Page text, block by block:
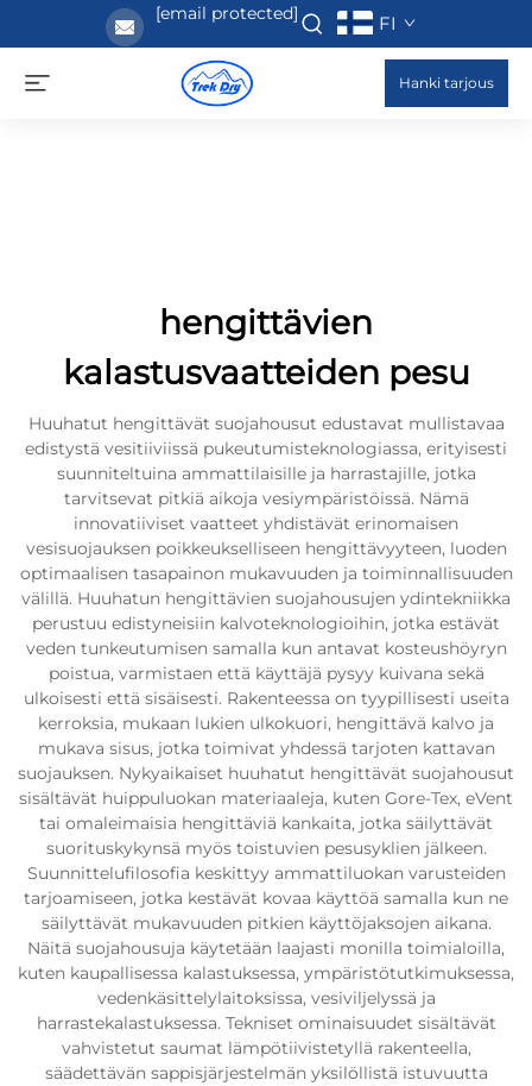
[email protected] FI
Hanki tarjous
hengittävien
kalastusvaatteiden pesu
Huuhatut hengittävät suojahousut edustavat mullistavaa
edistystä vesitiiviissä pukeutumisteknologiassa, erityisesti
suunniteltuina ammattilaisille ja harrastajille, jotka
tarvitsevat pitkiä aikoja vesiympäristöissä. Nämä
innovatiiviset vaatteet yhdistävät erinomaisen
vesisuojauksen poikkeukselliseen hengittävyyteen, luoden
optimaalisen tasapainon mukavuuden ja toiminnallisuuden
välillä. Huuhatun hengittävien suojahousujen ydintekniikka
perustuu edistyneisiin kalvoteknologioihin, jotka estävät
veden tunkeutumisen samalla kun antavat kosteushöyryn
poistua, varmistaen että käyttäjä pysyy kuivana sekä
ulkoisesti että sisäisesti. Rakenteessa on tyypillisesti useita
kerroksia, mukaan lukien ulkokuori, hengittävä kalvo ja
mukava sisus, jotka toimivat yhdessä tarjoten kattavan
suojauksen. Nykyaikaiset huuhatut hengittävät suojahousut
sisältävät huippuluokan materiaaleja, kuten Gore-Tex, eVent
tai omaleimaisia hengittäviä kankaita, jotka säilyttävät
suorituskykynsä myös toistuvien pesusyklien jälkeen.
Suunnittelufilosofia keskittyy ammattiluokan varusteiden
tarjoamiseen, jotka kestävät kovaa käyttöä samalla kun ne
säilyttävät mukavuuden pitkien käyttöjaksojen aikana.
Näitä suojahousuja käytetään laajasti monilla toimialoilla,
kuten kaupallisessa kalastuksessa, ympäristötutkimuksessa,
vedenkäsittelylaitoksissa, vesiviljelyssä ja
harrastekalastuksessa. Tekniset ominaisuudet sisältävät
vahvistetut saumat lämpötiivistetyllä rakenteella,
säädettävän sappisjärjestelmän yksilöllistä istuvuutta